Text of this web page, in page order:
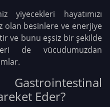
yiyecekleri hayatımızı
olan besinlere ve enerjiye
ve bunu eşsiz bir şekilde
de vücudumuzdan
Eder?